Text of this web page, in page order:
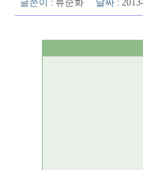
글쓴이 : 류순화 날짜: